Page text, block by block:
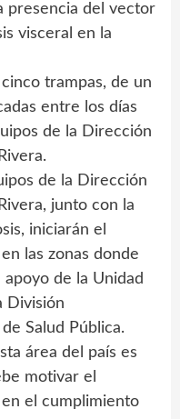
presencia del vector
visceral en la
trampas, de un
entre los días
de la Dirección
de la Dirección
junto con la
iniciarán el
las zonas donde
de la Unidad
División
Salud Pública.
área del país es
motivar el
el cumplimiento